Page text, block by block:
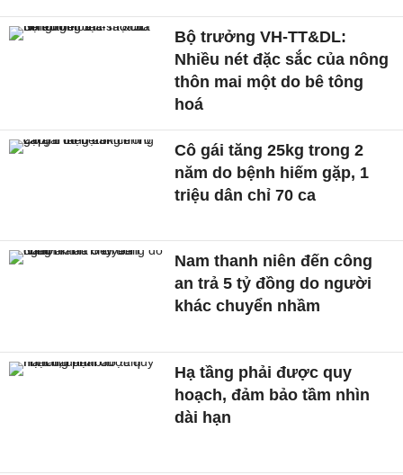
Bộ trưởng VH-TT&DL:
Nhiều nét đặc sắc của nông
thôn mai một do bê tông
hoá
Cô gái tăng 25kg trong 2
năm do bệnh hiếm gặp, 1
triệu dân chỉ 70 ca
Nam thanh niên đến công
an trả 5 tỷ đồng do người
khác chuyển nhầm
Hạ tầng phải được quy
hoạch, đảm bảo tầm nhìn
dài hạn